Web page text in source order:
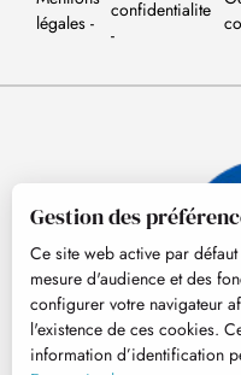
légales
confidentialite
©
Gestion des
Ce site web active par
mesure d'audience et des
configurer votre navigateur
l'existence de ces cookies.
information d’identification